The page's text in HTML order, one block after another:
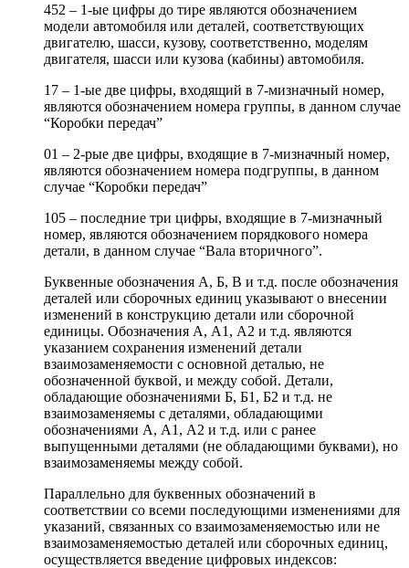
452 – 1-ые цифры до тире являются обозначением
модели автомобиля или деталей, соответствующих
двигателю, шасси, кузову, соответственно, моделям
двигателя, шасси или кузова (кабины) автомобиля.
17 – 1-ые две цифры, входящий в 7-мизначный номер,
являются обозначением номера группы, в данном случае
“Коробки передач”
01 – 2-рые две цифры, входящие в 7-мизначный номер,
являются обозначением номера подгруппы, в данном
случае “Коробки передач”
105 – последние три цифры, входящие в 7-мизначный
номер, являются обозначением порядкового номера
детали, в данном случае “Вала вторичного”.
Буквенные обозначения А, Б, В и т.д. после обозначения
деталей или сборочных единиц указывают о внесении
изменений в конструкцию детали или сборочной
единицы. Обозначения А, А1, А2 и т.д. являются
указанием сохранения изменений детали
взаимозаменяемости с основной деталью, не
обозначенной буквой, и между собой. Детали,
обладающие обозначениями Б, Б1, Б2 и т.д. не
взаимозаменяемы с деталями, обладающими
обозначениями А, А1, А2 и т.д. или с ранее
выпущенными деталями (не обладающими буквами), но
взаимозаменяемы между собой.
Параллельно для буквенных обозначений в
соответствии со всеми последующими изменениями для
указаний, связанных со взаимозаменяемостью или не
взаимозаменяемостью деталей или сборочных единиц,
осуществляется введение цифровых индексов: